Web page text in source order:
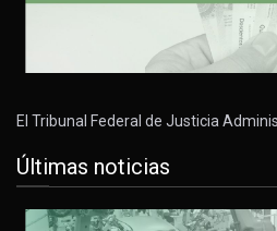
El Tribunal Federal de Justicia
Últimas noticias